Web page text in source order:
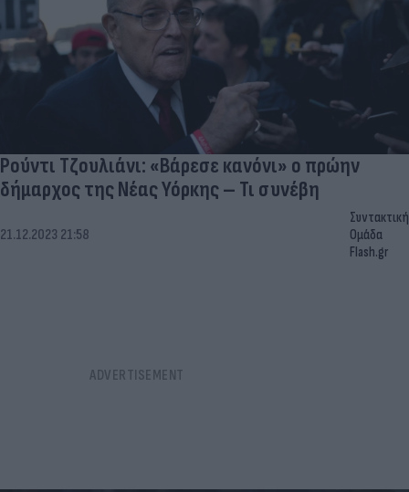
Ρούντι Τζουλιάνι: «Βάρεσε κανόνι» ο πρώην
δήμαρχος της Νέας Υόρκης – Τι συνέβη
21.12.2023 21:58
Συντακτική
Ομάδα
Flash.gr